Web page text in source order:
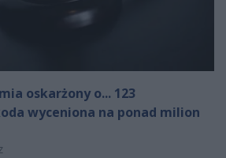
oskarżony o... 123
wyceniona na ponad milion